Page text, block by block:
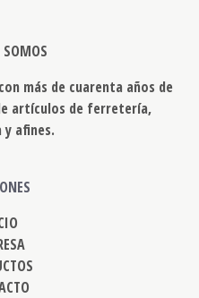
SOMOS
más de cuarenta años de
artículos de ferretería,
afines.